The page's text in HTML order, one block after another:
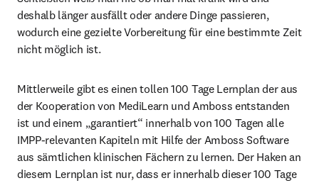
deshalb länger ausfällt oder andere Dinge passieren,
wodurch eine gezielte Vorbereitung für eine bestimmte Zeit
nicht möglich ist.
Mittlerweile gibt es einen tollen 100 Tage Lernplan der aus
der Kooperation von MediLearn und Amboss entstanden
ist und einem „garantiert“ innerhalb von 100 Tagen alle
IMPP-relevanten Kapiteln mit Hilfe der Amboss Software
aus sämtlichen klinischen Fächern zu lernen. Der Haken an
diesem Lernplan ist nur, dass er innerhalb dieser 100 Tage